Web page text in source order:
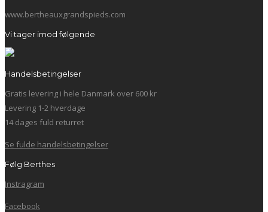
www.bertheauxgrandspieds.com
Vi tager imod følgende
Handelsbetingelser
Gratis levering i hele Danmark over 600 kr
Levering 1-2 hverdage
14 dages fuld returret
Se fulde handelsbetingelser
Følg Berthes
Instragram
Facebook